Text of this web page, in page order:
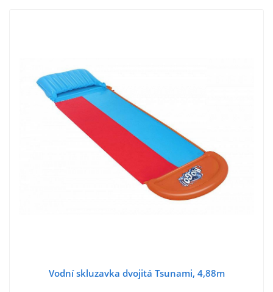
Vodní skluzavka dvojitá Tsunami, 4,88m